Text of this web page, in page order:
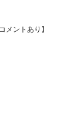
メントあり】